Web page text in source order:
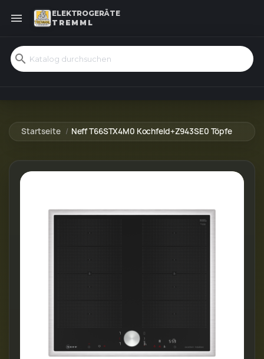

ELEKTROGERÄTE
TREMML
search
Startseite Neff T66STX4M0 Kochfeld+Z943SE0 Töpfe